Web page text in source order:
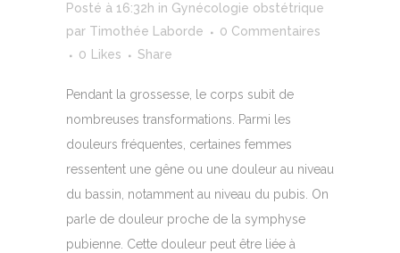
Posté à 16:32h in Gynécologie obstétrique
par Timothée Laborde
0 Commentaires
0
Likes Share
Pendant la grossesse, le corps subit de
nombreuses transformations. Parmi les
douleurs fréquentes, certaines femmes
ressentent une gêne ou une douleur au niveau
du bassin, notamment au niveau du pubis. On
parle de douleur proche de la symphyse
pubienne. Cette douleur peut être liée à